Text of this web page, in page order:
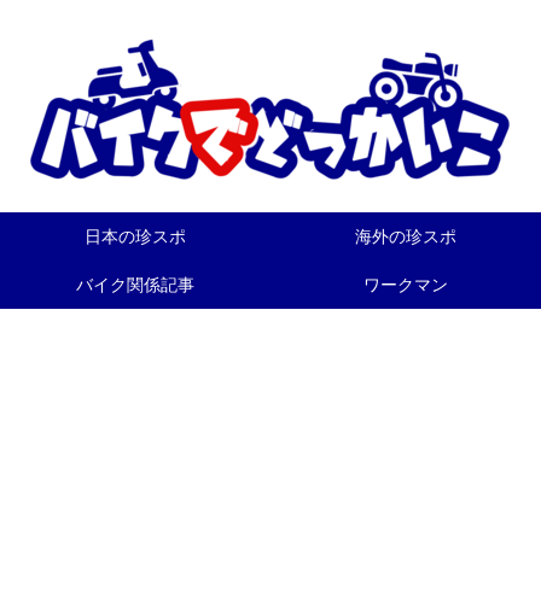
日本の珍スポ 海外の珍スポ
バイク関係記事 ワークマン